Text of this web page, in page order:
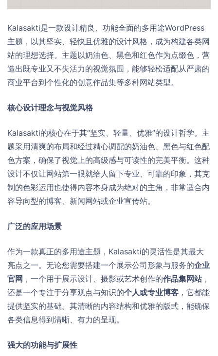
Kalasakti是一款设计精良、功能全面的多用途WordPress
主题，以其坚实、轻快且优雅的设计风格，成为构建各类网
站的理想选择。主题以奶油色、黑色和红色作为点缀色，营
造出既专业又不失活力的视觉氛围，能够轻松适配从严肃的
商业平台到个性化的创意作品集等多种网站类型。
核心设计理念与视觉风格
Kalasakti的核心在于其“坚实、轻量、优雅”的设计哲学。主
题采用清爽的布局和经过精心调配的奶油色、黑色与红色配
色方案，确保了视觉上的高级感与可读性的完美平衡。这种
设计不仅让网站第一眼就给人留下专业、可靠的印象，其克
制的色彩运用也使得内容本身成为绝对的主角，非常适合内
容导向型的博客、新闻网站或企业宣传站。
广泛的应用场景
作为一款真正的多用途主题，Kalasakti的灵活性是其最大
亮点之一。无论您需要搭建一个展示公司形象与服务的企业
官网 ，一个用于展示设计、摄影或艺术创作的作品集网站，
还是一个专注于分享观点与知识的个人或专业博客 ，它都能
提供坚实的基础。其清晰的内容结构和优雅的版式，能确保
各类信息得到清晰、有力的呈现。
强大的功能与扩展性